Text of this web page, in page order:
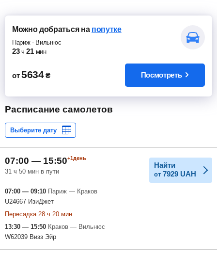
Можно добратьсяна попутке
Париж- Вильнюс
23 ч 21 мин
от 5634 ₴ Посмотреть
Расписание самолетов
07:00 — 15:50+1день
31 ч 50 мин в пути
Найти
от 7929 UAH
07:00 — 09:10 Париж — Краков
U24667 ИзиДжет
Пересадка 28 ч 20 мин
13:30 — 15:50 Краков — Вильнюс
W62039 Визз Эйр